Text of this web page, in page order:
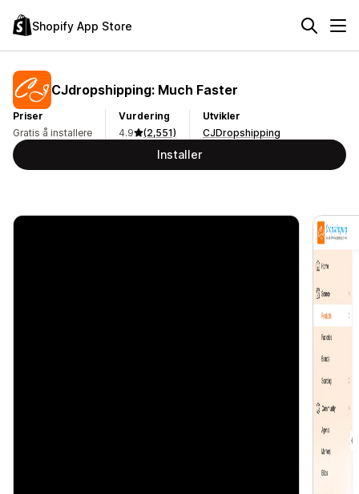
Shopify App Store
CJdropshipping: Much Faster
Priser
Gratis å installere
Vurdering
4.9
(2,551)
Utvikler
CJDropshipping
Installer